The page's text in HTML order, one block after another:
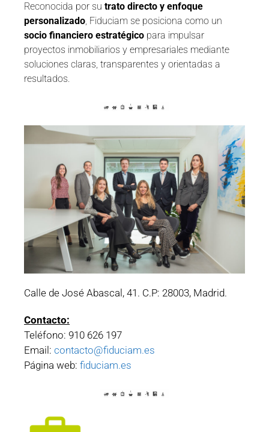
Reconocida por su trato directo y enfoque
personalizado, Fiduciam se posiciona como un
socio financiero estratégico para impulsar
proyectos inmobiliarios y empresariales mediante
soluciones claras, transparentes y orientadas a
resultados.
Calle de José Abascal, 41. C.P: 28003, Madrid.
Contacto:
Teléfono: 910 626 197
Email: contacto@fiduciam.es
Página web: fiduciam.es